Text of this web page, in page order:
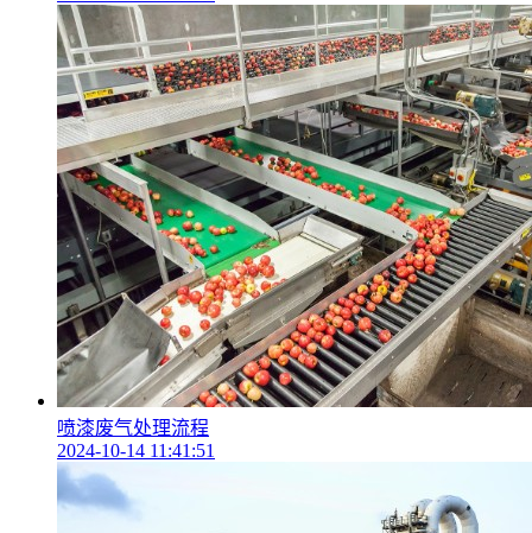
喷漆废气处理流程
2024-10-14 11:41:51